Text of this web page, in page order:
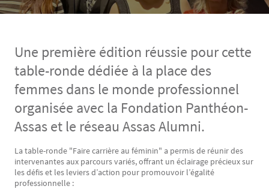
Une première édition réussie pour cette
table-ronde dédiée à la place des
femmes dans le monde professionnel
organisée avec la Fondation Panthéon-
Assas et le réseau Assas Alumni.
Texte
La table-ronde "Faire carrière au féminin" a permis de réunir des
intervenantes aux parcours variés, offrant un éclairage précieux sur
les défis et les leviers d’action pour promouvoir l’égalité
professionnelle :